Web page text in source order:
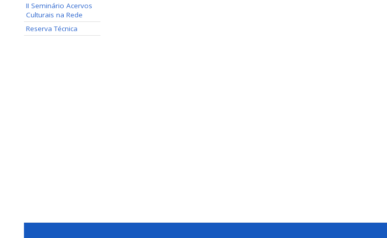
II Seminário Acervos
Culturais na Rede
Reserva Técnica